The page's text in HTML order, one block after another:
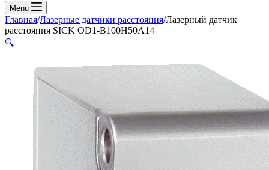
Menu
Главная/Лазерные датчики расстояния/Лазерный датчик
расстояния SICK OD1-B100H50A14
🔍